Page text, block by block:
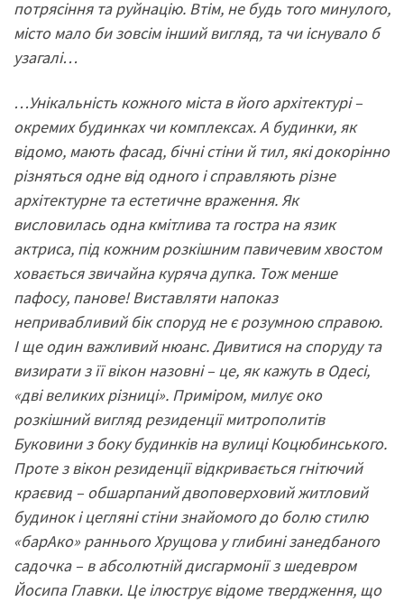
потрясіння та руйнацію. Втім, не будь того минулого,
місто мало би зовсім інший вигляд, та чи існувало б
узагалі…
…Унікальність кожного міста в його архітектурі –
окремих будинках чи комплексах. А будинки, як
відомо, мають фасад, бічні стіни й тил, які докорінно
різняться одне від одного і справляють різне
архітектурне та естетичне враження. Як
висловилась одна кмітлива та гостра на язик
актриса, під кожним розкішним павичевим хвостом
ховається звичайна куряча дупка. Тож менше
пафосу, панове! Виставляти напоказ
непривабливий бік споруд не є розумною справою.
І ще один важливий нюанс. Дивитися на споруду та
визирати з її вікон назовні – це, як кажуть в Одесі,
«дві великих різниці». Приміром, милує око
розкішний вигляд резиденції митрополитів
Буковини з боку будинків на вулиці Коцюбинського.
Проте з вікон резиденції відкривається гнітючий
краєвид – обшарпаний двоповерховий житловий
будинок і цегляні стіни знайомого до болю стилю
«барАко» раннього Хрущова у глибині занедбаного
садочка – в абсолютній дисгармонії з шедевром
Йосипа Главки. Це ілюструє відоме твердження, що